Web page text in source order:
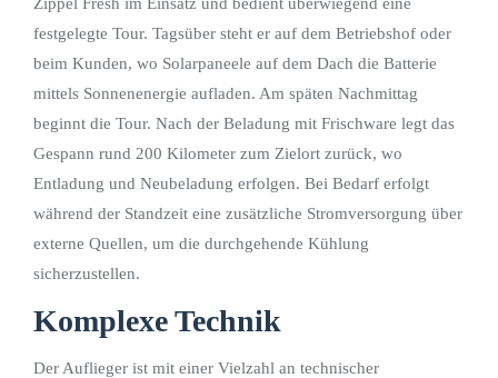
festgelegte Tour. Tagsüber steht er auf dem Betriebshof oder
beim Kunden, wo Solarpaneele auf dem Dach die Batterie
mittels Sonnenenergie aufladen. Am späten Nachmittag
beginnt die Tour. Nach der Beladung mit Frischware legt das
Gespann rund 200 Kilometer zum Zielort zurück, wo
Entladung und Neubeladung erfolgen. Bei Bedarf erfolgt
während der Standzeit eine zusätzliche Stromversorgung über
externe Quellen, um die durchgehende Kühlung
sicherzustellen.
Komplexe Technik
Der Auflieger ist mit einer Vielzahl an technischer